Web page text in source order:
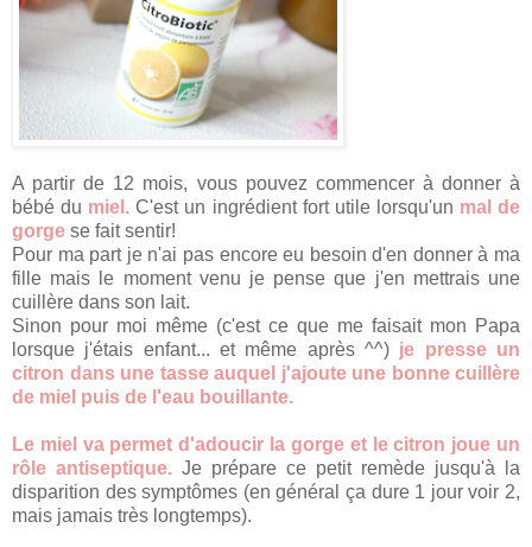
A partir de 12 mois, vous pouvez commencer à donner à
bébé du miel.C'est un ingrédient fort utile lorsqu'un mal de
gorge se fait sentir!
Pour ma part je n'ai pas encore eu besoin d'en donner à ma
fille mais le moment venu je pense que j'en mettrais une
cuillère dans son lait.
Sinon pour moi même (c'est ce que me faisait mon Papa
lorsque j'étais enfant... et même après ^^) je presse un
citron dans une tasse auquel j'ajoute une bonne cuillère
de miel puis de l'eau bouillante.
Le miel va permet d'adoucir la gorge et le citron joue un
rôle antiseptique. Je prépare ce petit remède jusqu'à la
disparition des symptômes (en général ça dure 1 jour voir 2,
mais jamais très longtemps).